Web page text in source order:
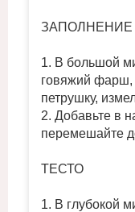
ЗАПОЛНЕНИЕ
1. В большой
говяжий фарш,
петрушку,
2. Добавьте в
перемешайте
ТЕСТО
1. В глубокой